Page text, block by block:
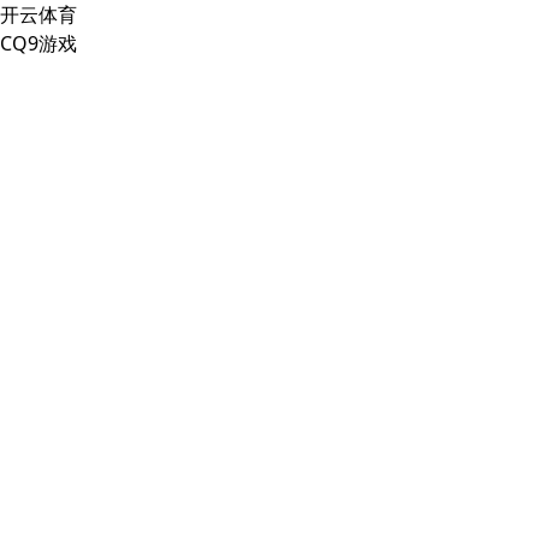
开云体育
CQ9游戏